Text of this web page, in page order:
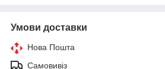
Умови доставки
Нова Пошта
Самовивіз